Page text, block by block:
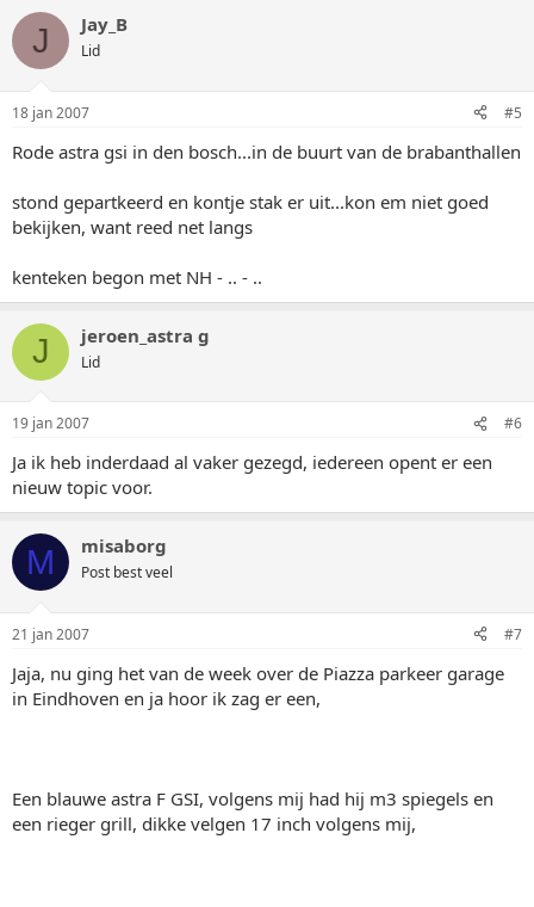
J Jay_B
Lid
18 jan 2007 #5
Rode astra gsi in den bosch...in de buurt van de brabanthallen
stond gepartkeerd en kontje stak er uit...kon em niet goed
bekijken, want reed net langs
kenteken begon met NH - .. - ..
J jeroen_astra g
Lid
19 jan 2007 #6
Ja ik heb inderdaad al vaker gezegd, iedereen opent er een
nieuw topic voor.
M misaborg
Post best veel
21 jan 2007 #7
Jaja, nu ging het van de week over de Piazza parkeer garage
in Eindhoven en ja hoor ik zag er een,
Een blauwe astra F GSI, volgens mij had hij m3 spiegels en
een rieger grill, dikke velgen 17 inch volgens mij,